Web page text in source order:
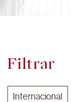
Filtrar
Internacional